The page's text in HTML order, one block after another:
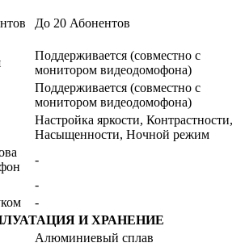
До 20 Абонентов
Поддерживается (совместно с
монитором видеодомофона)
Поддерживается (совместно с
монитором видеодомофона)
Настройка яркости, Контрастности,
Насыщенности, Ночной режим
-
-
-
И ХРАНЕНИЕ
Алюминиевый сплав